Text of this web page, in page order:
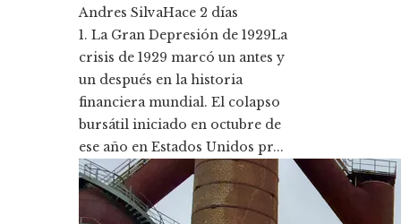
Andres SilvaHace 2 días
1. La Gran Depresión de 1929La
crisis de 1929 marcó un antes y
un después en la historia
financiera mundial. El colapso
bursátil iniciado en octubre de
ese año en Estados Unidos pr...